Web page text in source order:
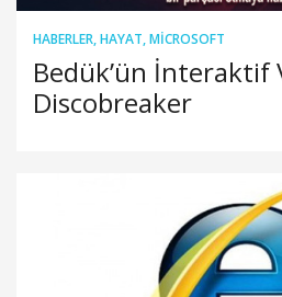
HABERLER,HAYAT,MICROSOFT
Bedük’ün İnteraktif
Discobreaker